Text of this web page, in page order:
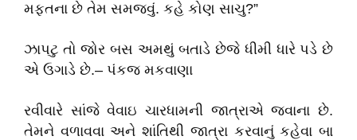
મફતના છે તેમ સમજવું. કહે કોણ સાચુ?”
ઝાપટુ તો જોર બસ અમથું બતાડે છેજે ધીમી ધારે પડે છે
એ ઉગાડે છે.– પંકજ મકવાણા
રવીવારે સાંજે વેવાઇ ચારધામની જાત્રાએ જવાના છે.
તેમને વળાવવા અને શાંતિથી જાત્રા કરવાનું કહેવા બા